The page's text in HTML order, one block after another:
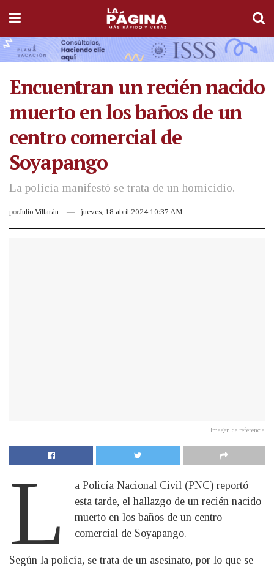
Encuentran un recién nacido
muerto en los baños de un
centro comercial de
Soyapango
La policía manifestó se trata de un homicidio.
porJulio Villarán jueves, 18 abril 2024 10:37 AM
Imagen de referencia
L
a Policía Nacional Civil (PNC) reportó
esta tarde, el hallazgo de un recién nacido
muerto en los baños de un centro
comercial de Soyapango.
Según la policía, se trata de un asesinato, por lo que se